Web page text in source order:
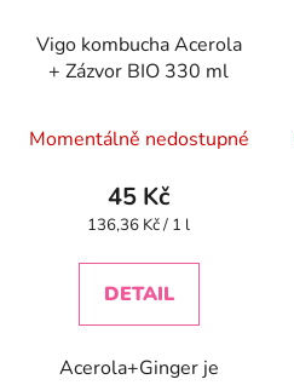
Vigo kombucha Acerola
+ Zázvor BIO 330 ml
Momentálně nedostupné
45 Kč
Měrná
136,36 Kč / 1 l
DETAIL
Acerola+Ginger je